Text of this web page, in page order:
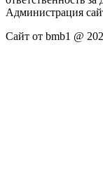
Администрация
Сайт от bmb1 @